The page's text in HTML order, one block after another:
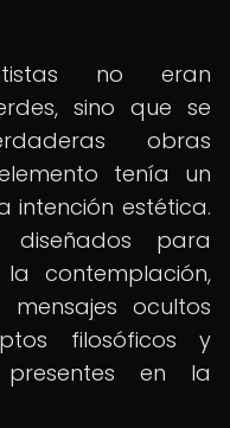
no eran
sino que se
obras
tenía un
intención estética.
diseñados para
contemplación,
ocultos
filosóficos y
en la